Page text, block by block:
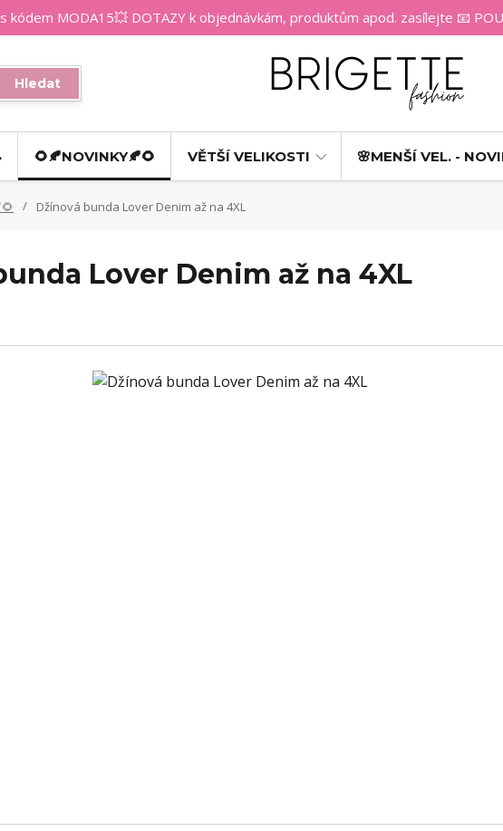
s kódem MODA15💥 DOTAZY k objednávkám, produktům apod. zasílejte 📧
Hledat
🌻🍂NOVINKY🍂🌻 VĚTŠÍ VELIKOSTI 🌸MENŠÍ VEL. -
Džínová bunda Lover Denim až na 4XL
Lover Denim až na 4XL